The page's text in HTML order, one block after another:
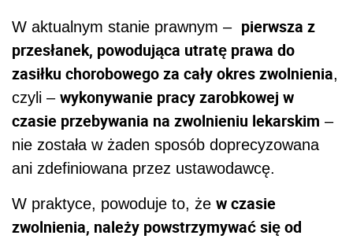
W aktualnym stanie prawnym – pierwsza z
przesłanek, powodująca utratę prawa do
zasiłku chorobowego za cały okres zwolnienia,
czyli – wykonywanie pracy zarobkowej w
czasie przebywania na zwolnieniu lekarskim –
nie została w żaden sposób doprecyzowana
ani zdefiniowana przez ustawodawcę.
W praktyce, powoduje to, że w czasie
zwolnienia, należy powstrzymywać się od